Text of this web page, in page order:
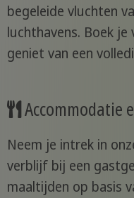
begeleide vluchten
luchthavens. Boek je
geniet van een
Accommodatie
Neem je intrek in
verblijf bij een
maaltijden op basis